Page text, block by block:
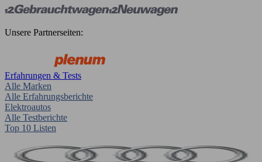
Unsere Partnerseiten:
Erfahrungen & Tests
Alle Marken
Alle Erfahrungsberichte
Elektroautos
Alle Testberichte
Top 10 Listen